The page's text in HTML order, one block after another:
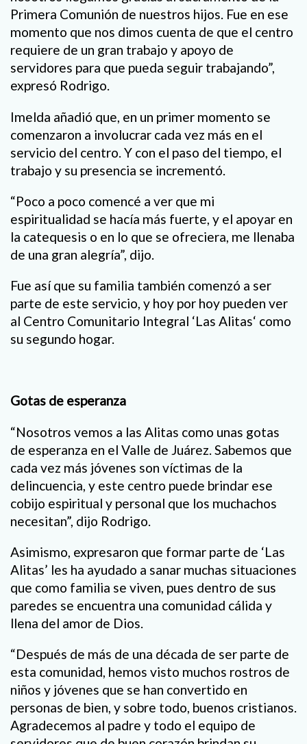
Primera Comunión de nuestros hijos. Fue en ese
momento que nos dimos cuenta de que el centro
requiere de un gran trabajo y apoyo de
servidores para que pueda seguir trabajando”,
expresó Rodrigo.
Imelda añadió que, en un primer momento se
comenzaron a involucrar cada vez más en el
servicio del centro. Y con el paso del tiempo, el
trabajo y su presencia se incrementó.
“Poco a poco comencé a ver que mi
espiritualidad se hacía más fuerte, y el apoyar en
la catequesis o en lo que se ofreciera, me llenaba
de una gran alegría”, dijo.
Fue así que su familia también comenzó a ser
parte de este servicio, y hoy por hoy pueden ver
al Centro Comunitario Integral ‘Las Alitas‘ como
su segundo hogar.
Gotas de esperanza
“Nosotros vemos a las Alitas como unas gotas
de esperanza en el Valle de Juárez. Sabemos que
cada vez más jóvenes son víctimas de la
delincuencia, y este centro puede brindar ese
cobijo espiritual y personal que los muchachos
necesitan”, dijo Rodrigo.
Asimismo, expresaron que formar parte de ‘Las
Alitas’ les ha ayudado a sanar muchas situaciones
que como familia se viven, pues dentro de sus
paredes se encuentra una comunidad cálida y
llena del amor de Dios.
“Después de más de una década de ser parte de
esta comunidad, hemos visto muchos rostros de
niños y jóvenes que se han convertido en
personas de bien, y sobre todo, buenos cristianos.
Agradecemos al padre y todo el equipo de